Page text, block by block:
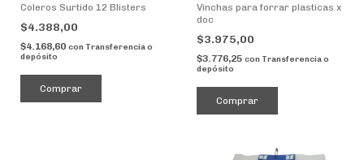
Coleros Surtido 12 Blisters
$4.388,00
$4.168,60 con Transferencia o
depósito
Comprar
Vinchas para forrar plasticas x
doc
$3.975,00
$3.776,25 con Transferencia o
depósito
Comprar